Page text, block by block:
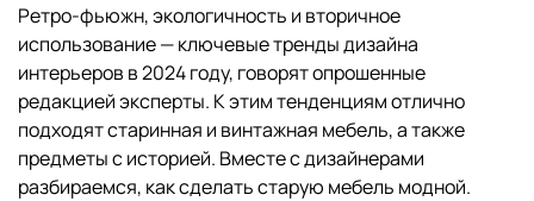
Ретро-фьюжн, экологичность и вторичное
использование — ключевые тренды дизайна
интерьеров в 2024 году, говорят опрошенные
редакцией эксперты. К этим тенденциям отлично
подходят старинная и винтажная мебель, а также
предметы с историей. Вместе с дизайнерами
разбираемся, как сделать старую мебель модной.